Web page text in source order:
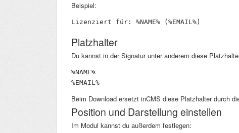
Beispiel:
Lizenziert für: %NAME% (%EMAIL%)
Platzhalter
Du kannst in der Signatur unter anderem diese
%NAME%
%EMAIL%
Beim Download ersetzt inCMS diese Platzhalter durch
Position und Darstellung einstellen
Im Modul kannst du außerdem festlegen: